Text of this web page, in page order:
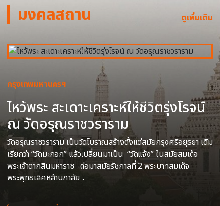
มงคลสถาน ดูเพิ่มเติม
กรุงเทพมหานครฯ
ไหว้พระ สะเดาะเคราะห์ให้ชีวิตรุ่งโรจน์
ณ วัดอรุณราชวราราม
วัดอรุณราชวราราม เป็นวัดโบราณสร้างตั้งแต่สมัยกรุงศรีอยุธยา เดิม
เรียกว่า “วัดมะกอก” แล้วเปลี่ยนมาเป็น “วัดแจ้ง” ในสมัยสมเด็จ
พระเจ้าตากสินมหาราช ต่อมาสมัยรัชกาลที่ 2 พระบาทสมเด็จ
พระพุทธเลิศหล้านภาลัย ..